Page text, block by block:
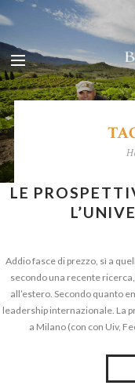
LE
Addio fasce di prezzo, sì a
secondo una recente
all’estero. Secondo quanto
leadership internazionale. La
a Milano (con con Uiv,